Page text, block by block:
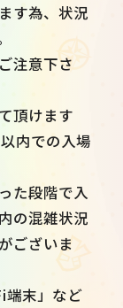
す為、状況
注意下さ
頂けます
内での入場
た段階で入
の混雑状況
ございま
末」など